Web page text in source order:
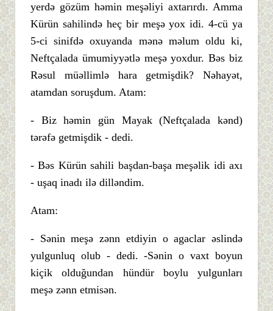
yerdə gözüm həmin meşəliyi axtarırdı. Amma
Kürün sahilində heç bir meşə yox idi. 4-cü ya
5-ci sinifdə oxuyanda mənə məlum oldu ki,
Neftçalada ümumiyyətlə meşə yoxdur. Bəs biz
Rəsul müəllimlə hara getmişdik? Nəhayət,
atamdan soruşdum. Atam:
- Biz həmin gün Mayak (Neftçalada kənd)
tərəfə getmişdik - dedi.
- Bəs Kürün sahili başdan-başa meşəlik idi axı
- uşaq inadı ilə dilləndim.
Atam:
- Sənin meşə zənn etdiyin o agaclar əslində
yulgunluq olub - dedi. -Sənin o vaxt boyun
kiçik olduğundan hündür boylu yulgunları
meşə zənn etmisən.